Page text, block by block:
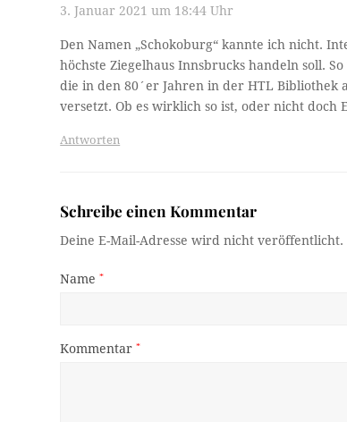
3. Januar 2021 um 18:44 Uhr
Den Namen „Schokoburg“ kannte ich nicht.
höchste Ziegelhaus Innsbrucks handeln soll.
die in den 80´er Jahren in der HTL Bibliothek
versetzt. Ob es wirklich so ist, oder nicht
Antworten
Schreibe einen Kommentar
Deine E-Mail-Adresse wird nicht veröffentlicht.
Name*
Kommentar*